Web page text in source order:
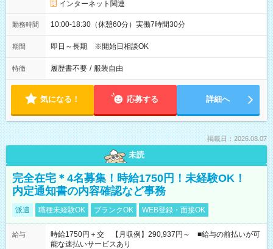
インターネット関連
勤務時間 10:00-18:30（休憩60分）実働7時間30分
期間 即日～長期 ※開始日相談OK
特徴 履歴書不要 / 服装自由
気になる！ 応募する 詳細へ
掲載日：2026.08.07
未読
完全在宅＊4名募集！時給1750円！未経験OK！
内定通知書の内容確認など事務
派遣 職種未経験OK ブランクOK WEB登録・面接OK
給与
時給1750円＋交 【月収例】290,937円～ ■給与の前払いが可
能な速払いサービスあり